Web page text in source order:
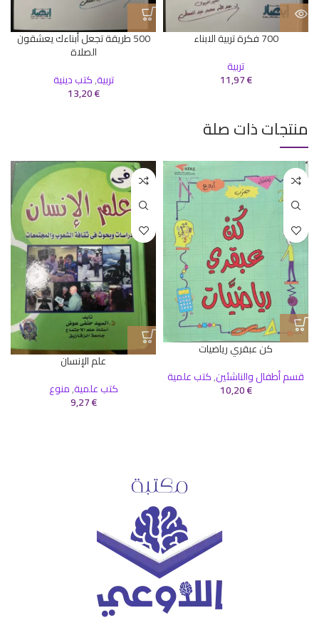
700 فكرة تربية الابناء
تربية
11,97€
500 طريقة تجعل أبناءك يعشقون
الصلاة
تربية,كتب دينية
13,20€
منتجات ذات صلة
كن عبقري رياضيات
قسم أطفال والناشئين,كتب علمية
10,20€
علم الإنسان
كتب علمية,منوع
9,27€